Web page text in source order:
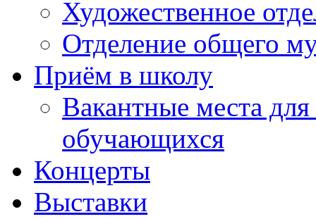
Художественное
Отделение общего
Приём в школу
Вакантные места
обучающихся
Концерты
Выставки